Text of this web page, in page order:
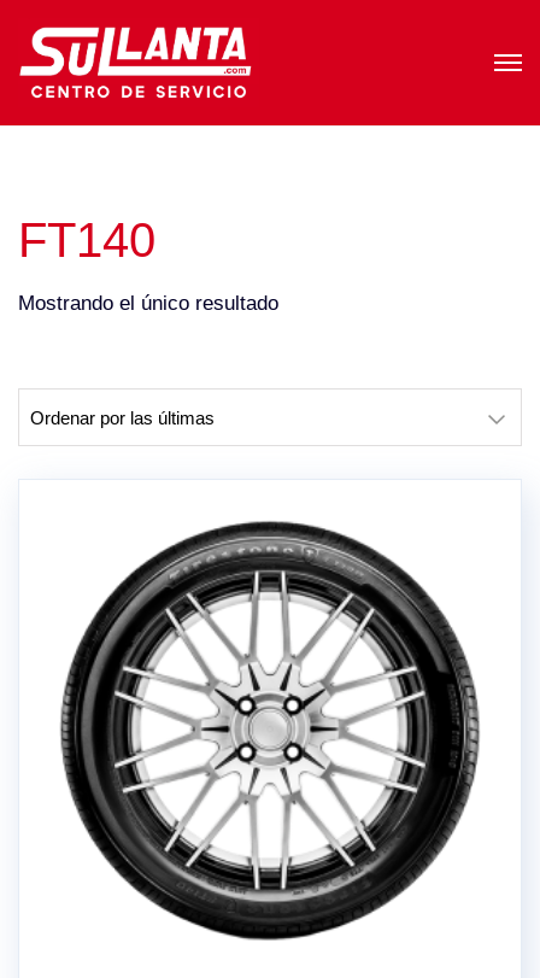
FT140
Mostrando el único resultado